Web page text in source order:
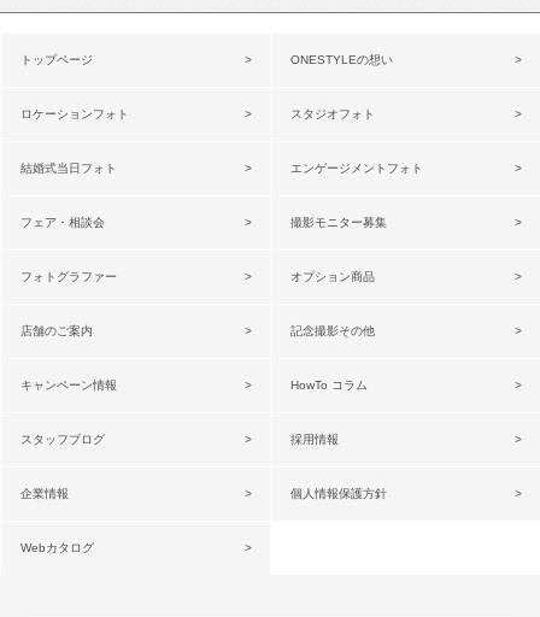
トップページ ONESTYLEの想い
ロケーションフォト スタジオフォト
結婚式当日フォト エンゲージメントフォト
フェア・相談会 撮影モニター募集
フォトグラファー オプション商品
店舗のご案内 記念撮影その他
キャンペーン情報 HowTo コラム
スタッフブログ 採用情報
企業情報 個人情報保護方針
Webカタログ